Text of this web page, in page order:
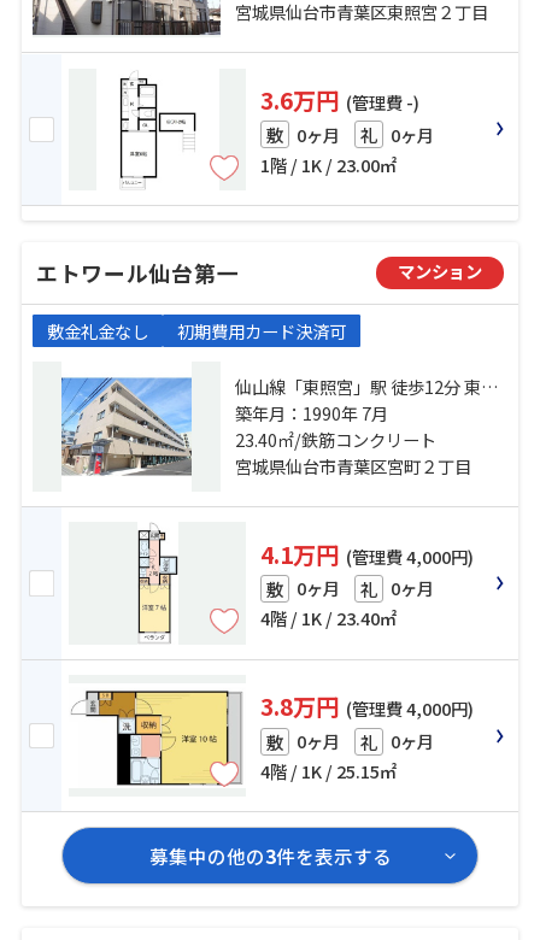
宮城県仙台市青葉区東照宮２丁目
3.6万円 (管理費 -)
敷 0ヶ月 礼 0ヶ月
1階 / 1K / 23.00㎡
エトワール仙台第一 マンション
敷金礼金なし 初期費用カード決済可
仙山線「東照宮」駅 徒歩12分 東北
本線「仙台」駅 徒歩17分 仙台市営
南北線「勾当台公園」駅 徒歩17分
築年月：1990年 7月
23.40㎡/鉄筋コンクリート
宮城県仙台市青葉区宮町２丁目
4.1万円 (管理費 4,000円)
敷 0ヶ月 礼 0ヶ月
4階 / 1K / 23.40㎡
3.8万円 (管理費 4,000円)
敷 0ヶ月 礼 0ヶ月
4階 / 1K / 25.15㎡
募集中の他の3件を表示する